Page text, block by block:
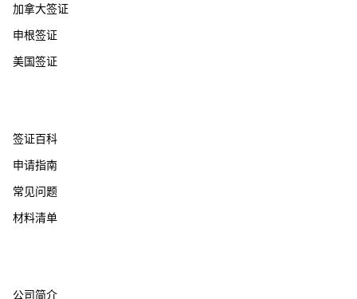
加拿大签证
申根签证
美国签证
签证百科
申请指南
常见问题
材料清单
公司简介